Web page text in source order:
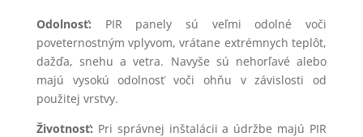
Odolnosť: PIR panely sú veľmi odolné voči
poveternostným vplyvom, vrátane extrémnych teplôt,
dažďa, snehu a vetra. Navyše sú nehorľavé alebo
majú vysokú odolnosť voči ohňu v závislosti od
použitej vrstvy.
Životnosť: Pri správnej inštalácii a údržbe majú PIR